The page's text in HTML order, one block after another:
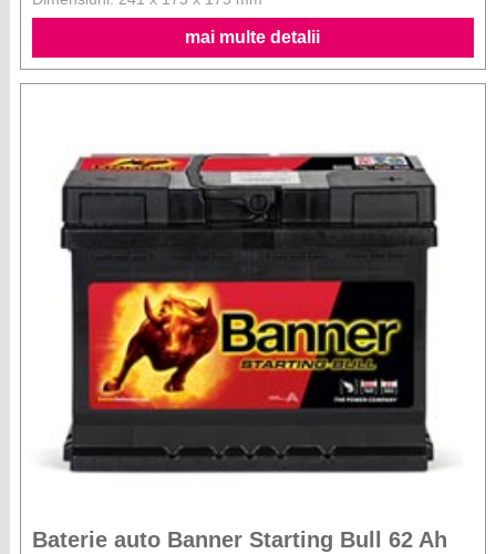
mai multe detalii
Baterie auto Banner Starting Bull 62 Ah